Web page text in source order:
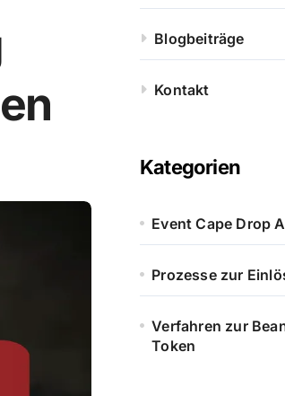
Blogbeiträge
Kontakt
Kategorien
Event Cape Drop
Prozesse zur
Verfahren zur
Token